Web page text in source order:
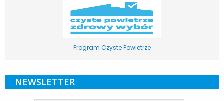
Program Czyste Powietrze
NEWSLETTER